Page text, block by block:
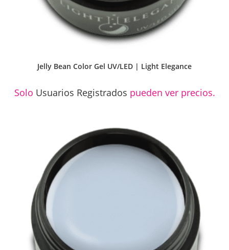
Jelly Bean Color Gel UV/LED | Light Elegance
Solo Usuarios Registrados pueden ver precios.